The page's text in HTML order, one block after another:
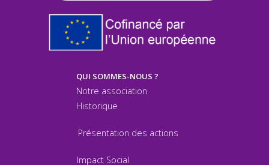
QUI SOMMES-NOUS ?
Notre association
Historique
Présentation des actions
Impact Social